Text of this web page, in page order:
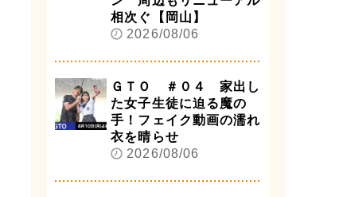
相次ぐ【岡山】
2026/08/06
ＧＴＯ ＃０４ 家出し
た女子生徒に迫る魔の
手！フェイク動画の濡れ
衣を晴らせ
2026/08/06